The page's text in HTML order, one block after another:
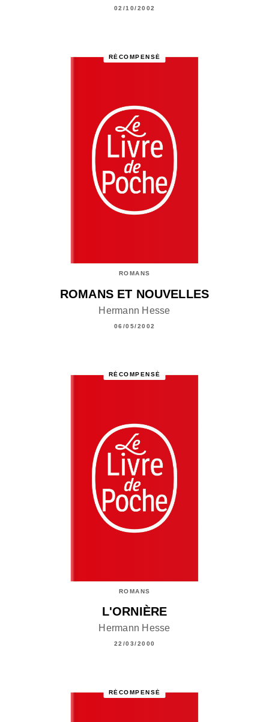
02/10/2002
RÉCOMPENSÉ
ROMANS
ROMANS ET NOUVELLES
Hermann Hesse
06/05/2002
RÉCOMPENSÉ
ROMANS
L'ORNIÈRE
Hermann Hesse
22/03/2000
RÉCOMPENSÉ